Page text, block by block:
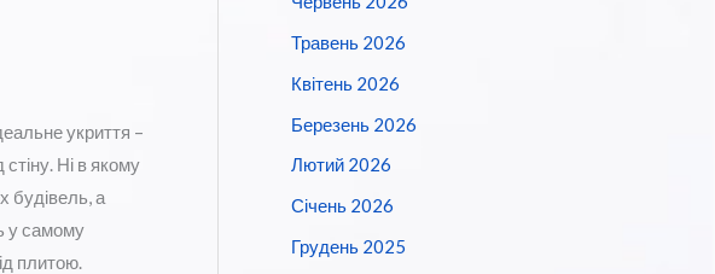
укриття –
Ні в якому
будівель, а
у самому
плитою.
Травень 2026
Квітень 2026
Березень 2026
Лютий 2026
Січень 2026
Грудень 2025